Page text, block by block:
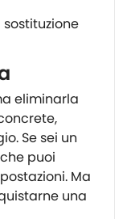
sostituzione
eliminarla
Se sei un
puoi
Ma
una